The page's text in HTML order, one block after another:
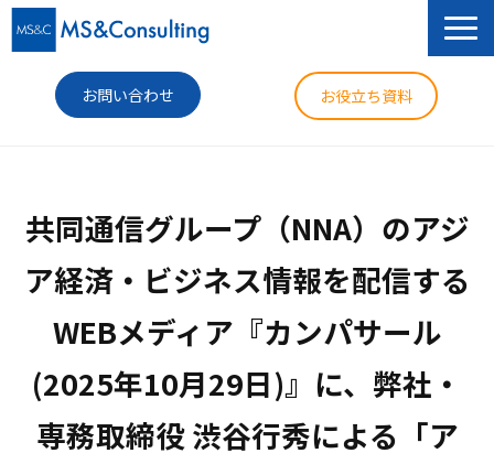
お問い合わせ お役立ち資料
セミナー
導入事例
コラム
ニュース
企業情報
共同通信グループ（NNA）のアジ
ア経済・ビジネス情報を配信する
WEBメディア『カンパサール
(2025年10月29日)』に、弊社・
専務取締役 渋谷行秀による「ア